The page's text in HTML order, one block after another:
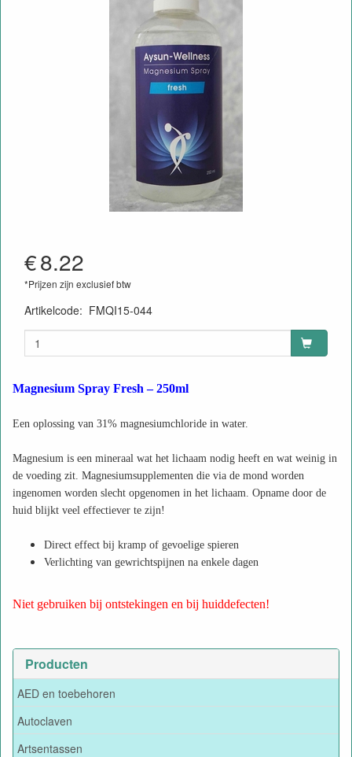
Producten
AED en toebehoren
Autoclaven
Artsentassen
€8.22
*Prijzen zijn exclusief btw
Artikelcode: FMQI15-044
Magnesium Spray Fresh – 250ml
Een oplossing van 31% magnesiumchloride in water.
Magnesium is een mineraal wat het lichaam nodig heeft en wat weinig in
de voeding zit. Magnesiumsupplementen die via de mond worden
ingenomen worden slecht opgenomen in het lichaam. Opname door de
huid blijkt veel effectiever te zijn!
Direct effect bij kramp of gevoelige spieren
Verlichting van gewrichtspijnen na enkele dagen
Niet gebruiken bij ontstekingen en bij huiddefecten!